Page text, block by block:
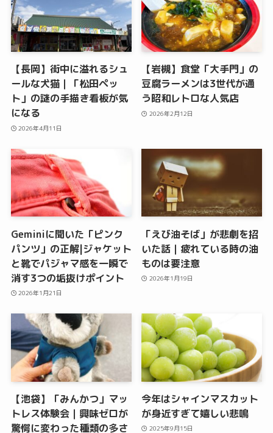
【長岡】街中に溢れるシュ
ールな犬猫｜「松田ペッ
ト」の謎の手描き看板が気
になる
2026年4月11日
【岩槻】食堂「大手門」の
豆腐ラーメンは3世代が通
う昭和レトロな人気店
2026年2月12日
Geminiに聞いた「ピンク
パンツ」の正解|ジャケット
と靴でパジャマ感を一瞬で
消す3つの垢抜けポイント
2026年1月21日
「えび油そば」が悲劇を招
いた話｜疲れている時の油
ものは要注意
2026年1月19日
【池袋】「みんかつ」マッ
トレス体験会｜興味ゼロが
驚愕に変わった種類の多さ
今年はシャインマスカット
が身近すぎて嬉しい悲鳴
2025年9月15日